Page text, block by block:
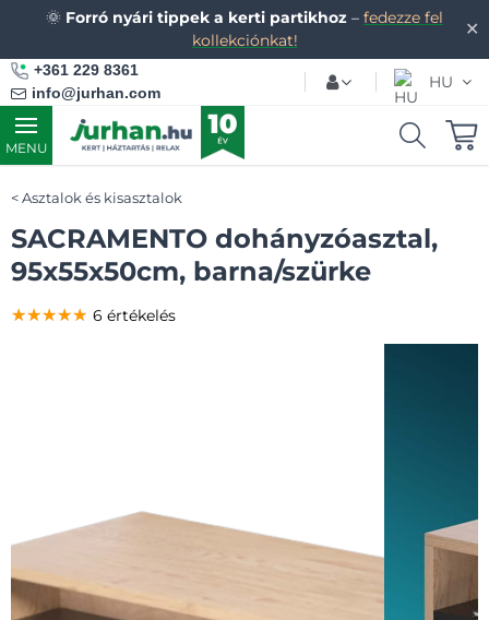
✕
🌞 Forró nyári tippek a kerti partikhoz – fedezze fel
kollekciónkat!
+361 229 8361
info@jurhan.com
HU
MENU
Asztalok és kisasztalok
SACRAMENTO dohányzóasztal,
95x55x50cm, barna/szürke
★★★★★
★★★★★
★★★★★ 6 értékelés